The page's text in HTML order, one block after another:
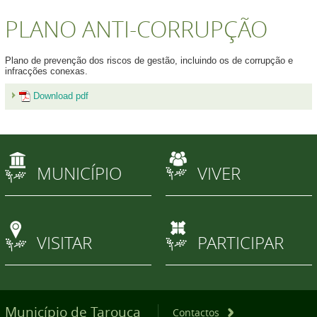
PLANO ANTI-CORRUPÇÃO
Plano de prevenção dos riscos de gestão, incluindo os de corrupção e
infracções conexas.
Download pdf
MUNICÍPIO VIVER
VISITAR PARTICIPAR
Município de Tarouca Contactos